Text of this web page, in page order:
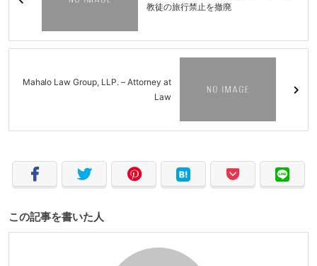
教徒の旅行禁止を撤廃
Mahalo Law Group, LLP. – Attorney at
Law
この記事を書いた人